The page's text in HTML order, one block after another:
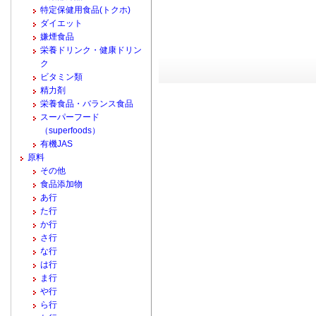
特定保健用食品(トクホ)
ダイエット
嫌煙食品
栄養ドリンク・健康ドリン
ク
ビタミン類
精力剤
栄養食品・バランス食品
スーパーフード
（superfoods）
有機JAS
原料
その他
食品添加物
あ行
た行
か行
さ行
な行
は行
ま行
や行
ら行